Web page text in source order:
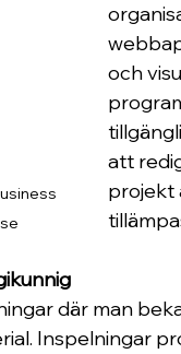
och
att
projekt
där man
Inspelningar